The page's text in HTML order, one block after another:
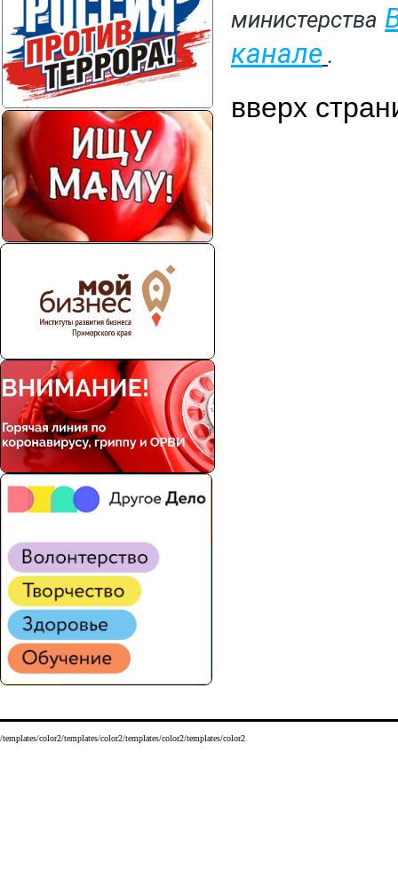
министерства
канале .
вверх
/templates/color2/templates/color2/templates/color2/templates/color2